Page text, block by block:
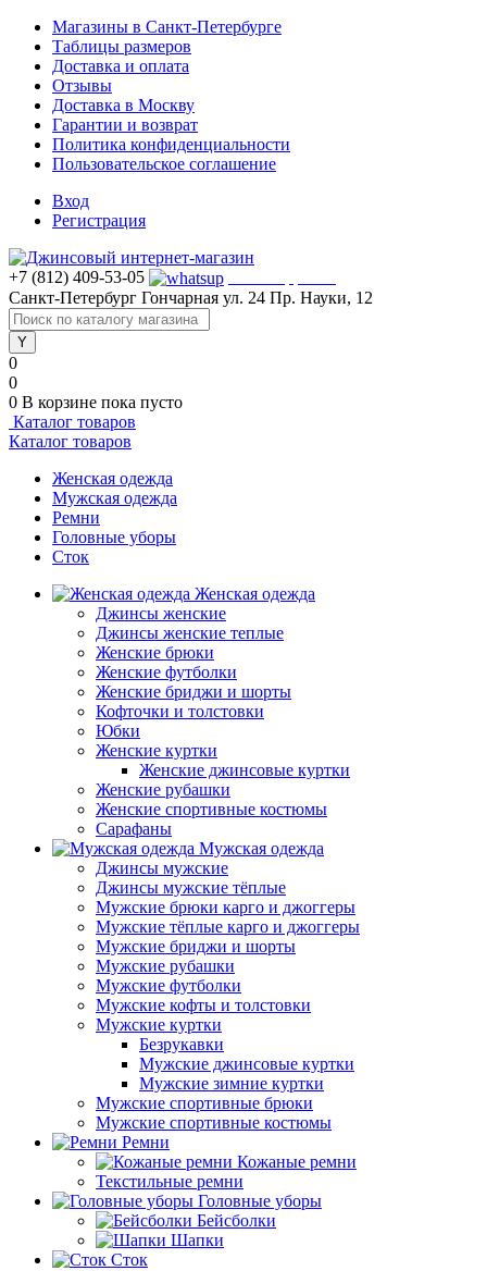
Магазины в Санкт-Петербурге
Таблицы размеров
Доставка и оплата
Отзывы
Доставка в Москву
Гарантии и возврат
Политика конфиденциальности
Пользовательское соглашение
Вход
Регистрация
+7 (812) 409-53-05
Санкт-Петербург Гончарная ул. 24 Пр. Науки, 12
0
0
0 В корзине пока пусто
Каталог товаров
Каталог товаров
Женская одежда
Мужская одежда
Ремни
Головные уборы
Сток
Женская одежда
Джинсы женские
Джинсы женские теплые
Женские брюки
Женские футболки
Женские бриджи и шорты
Кофточки и толстовки
Юбки
Женские куртки
Женские джинсовые куртки
Женские рубашки
Женские спортивные костюмы
Сарафаны
Мужская одежда
Джинсы мужские
Джинсы мужские тёплые
Мужские брюки карго и джоггеры
Мужские тёплые карго и джоггеры
Мужские бриджи и шорты
Мужские рубашки
Мужские футболки
Мужские кофты и толстовки
Мужские куртки
Безрукавки
Мужские джинсовые куртки
Мужские зимние куртки
Мужские спортивные брюки
Мужские спортивные костюмы
Ремни
Кожаные ремни
Текстильные ремни
Головные уборы
Бейсболки
Шапки
Сток